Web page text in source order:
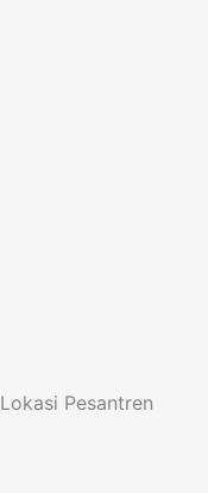
Lokasi Pesantren